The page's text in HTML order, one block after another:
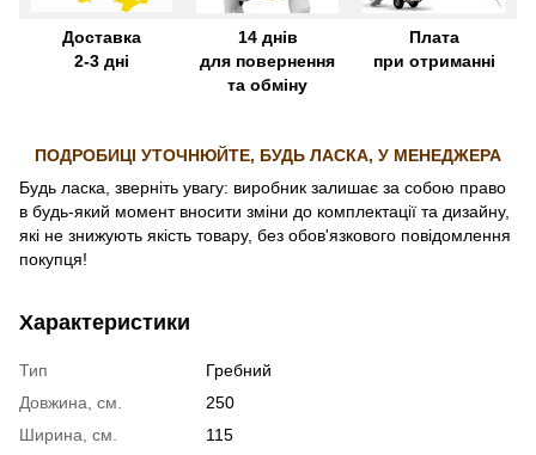
Доставка
2-3 дні
14 днів
для повернення
та обміну
Плата
при отриманні
ПОДРОБИЦІ УТОЧНЮЙТЕ, БУДЬ ЛАСКА, У МЕНЕДЖЕРА
Будь ласка, зверніть увагу: виробник залишає за собою право
в будь-який момент вносити зміни до комплектації та дизайну,
які не знижують якість товару, без обов'язкового повідомлення
покупця!
Характеристики
Тип
Гребний
Довжина, см.
250
Ширина, см.
115